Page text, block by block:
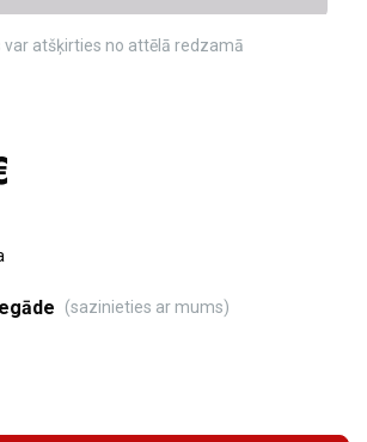
(sazinieties ar mums)
var atšķirties no attēlā redzamā